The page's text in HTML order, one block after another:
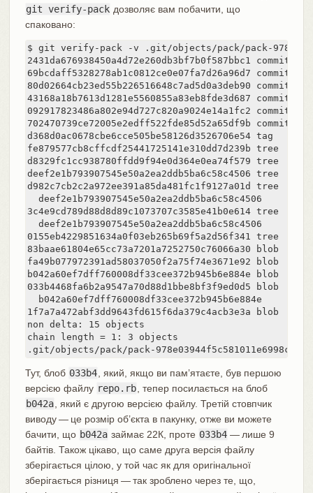
git verify-pack дозволяє вам побачити, що
спаковано:
$ git verify-pack -v .git/objects/pack/pack-
2431da676938450a4d72e260db3bf7b0f587bbc1 commit
69bcdaff5328278ab1c0812ce0e07fa7d26a96d7 commit
80d02664cb23ed55b226516648c7ad5d0a3deb90 commit
43168a18b7613d1281e5560855a83eb8fde3d687 commit
092917823486a802e94d727c820a9024e14a1fc2 commit
702470739ce72005e2edff522fde85d52a65df9b commit
d368d0ac0678cbe6cce505be58126d3526706e54 tag
fe879577cb8cffcdf25441725141e310dd7d239b tree
d8329fc1cc938780ffdd9f94e0d364e0ea74f579 tree   36
deef2e1b793907545e50a2ea2ddb5ba6c58c4506 tree
d982c7cb2c2a972ee391a85da481fc1f9127a01d tree   6
  deef2e1b793907545e50a2ea2ddb5ba6c58c4506
3c4e9cd789d88d8d89c1073707c3585e41b0e614 tree   8
  deef2e1b793907545e50a2ea2ddb5ba6c58c4506
0155eb4229851634a0f03eb265b69f5a2d56f341 tree   71
83baae61804e65cc73a7201a7252750c76066a30 blob   10
fa49b077972391ad58037050f2a75f74e3671e92 blob   9
b042a60ef7dff760008df33cee372b945b6e884e blob
033b4468fa6b2a9547a70d88d1bbe8bf3f9ed0d5 blob   9
  b042a60ef7dff760008df33cee372b945b6e884e
1f7a7a472abf3dd9643fd615f6da379c4acb3e3a blob   10
non delta: 15 objects
chain length = 1: 3 objects
.git/objects/pack/pack-
Тут, блоб 033b4 , який, якщо ви пам’ятаєте, був першою
версією файлу repo.rb , тепер посилається на блоб
b042a , який є другою версією файлу. Третій стовпчик
виводу — це розмір об’єкта в пакунку, отже ви можете
бачити, що b042a займає 22К, проте 033b4 — лише 9
байтів. Також цікаво, що саме друга версія файлу
зберігається цілою, у той час як для оригінальної
зберігається різниця — так зроблено через те, що,